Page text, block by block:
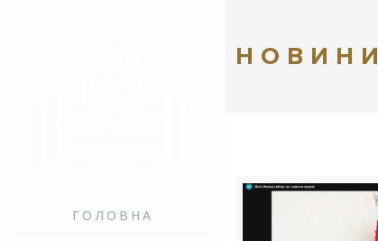
ГОЛОВНА
НОВИНИ